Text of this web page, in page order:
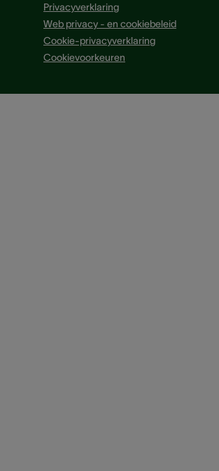
Privacyverklaring
Web privacy - en cookiebeleid
Cookie-privacyverklaring
Cookievoorkeuren